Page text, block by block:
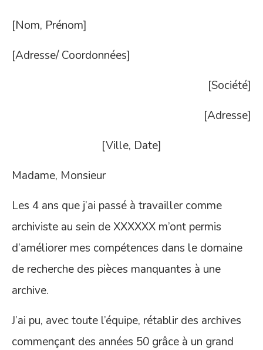
[Nom, Prénom]
[Adresse/ Coordonnées]
[Société]
[Adresse]
[Ville, Date]
Madame, Monsieur
Les 4 ans que j’ai passé à travailler comme
archiviste au sein de XXXXXX m’ont permis
d’améliorer mes compétences dans le domaine
de recherche des pièces manquantes à une
archive.
J’ai pu, avec toute l’équipe, rétablir des archives
commençant des années 50 grâce à un grand